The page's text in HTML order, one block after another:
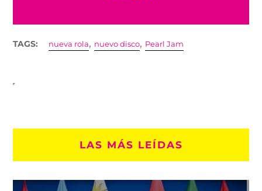
TAGS: nueva rola, nuevo disco, Pearl Jam
LAS MÁS LEÍDAS